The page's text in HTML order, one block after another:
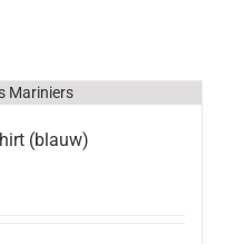
(blauw)